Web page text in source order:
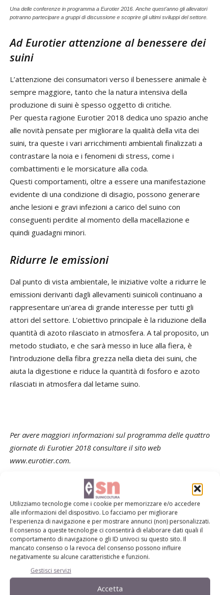
Utilizziamo tecnologie come i cookie per memorizzare e/o accedere
alle informazioni del dispositivo. Lo facciamo per migliorare
l'esperienza di navigazione e per mostrare annunci (non) personalizzati.
Il consenso a queste tecnologie ci consentirà di elaborare dati quali il
comportamento di navigazione o gli ID univoci su questo sito. Il
mancato consenso o la revoca del consenso possono influire
negativamente su alcune caratteristiche e funzioni.
Gestisci servizi
Accetta
Una delle conferenze in programma a Eurotier 2016. Anche quest'anno gli allevatori
potranno partecipare a gruppi di discussione e scoprire gli ultimi sviluppi del settore.
Ad Eurotier attenzione al benessere dei
suini
L’attenzione dei consumatori verso il benessere animale è
sempre maggiore, tanto che la natura intensiva della
produzione di suini è spesso oggetto di critiche.
Per questa ragione Eurotier 2018 dedica uno spazio anche
alle novità pensate per migliorare la qualità della vita dei
suini, tra queste i vari arricchimenti ambientali finalizzati a
contrastare la noia e i fenomeni di stress, come i
combattimenti e le morsicature alla coda.
Questi comportamenti, oltre a essere una manifestazione
evidente di una condizione di disagio, possono generare
anche lesioni e gravi infezioni a carico del suino con
conseguenti perdite al momento della macellazione e
quindi guadagni minori.
Ridurre le emissioni
Dal punto di vista ambientale, le iniziative volte a ridurre le
emissioni derivanti dagli allevamenti suinicoli continuano a
rappresentare un'area di grande interesse per tutti gli
attori del settore. L’obiettivo principale è la riduzione della
quantità di azoto rilasciato in atmosfera. A tal proposito, un
metodo studiato, e che sarà messo in luce alla fiera, è
l’introduzione della fibra grezza nella dieta dei suini, che
aiuta la digestione e riduce la quantità di fosforo e azoto
rilasciati in atmosfera dal letame suino.
Per avere maggiori informazioni sul programma delle quattro
giornate di Eurotier 2018 consultare il sito web
www.eurotier.com.
allevamento digitale
fiere ed eventi
genetica Hannover Suini suinicoltura
Facebook Twitter